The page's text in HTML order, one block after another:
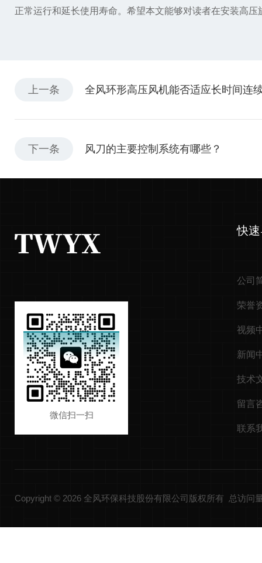
正常运行和延长使用寿命。希望本文能够对读者在安装高
上一条 全风环形高压风机能否适应长时间连
下一条 风刀的主要控制系统有哪些？
微信扫一扫
快
公司
荣誉
视频
新闻
技术
留言
联系
Copyright © 2026 全风环保科技股份有限公司版权所有 总访问